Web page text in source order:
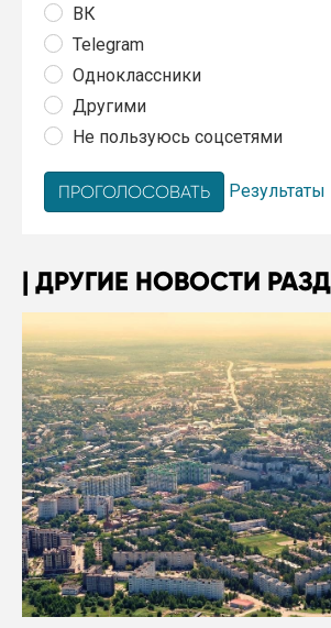
ВК
Telegram
Одноклассники
Другими
Не пользуюсь соцсетями
Результаты
ДРУГИЕ НОВОСТИ